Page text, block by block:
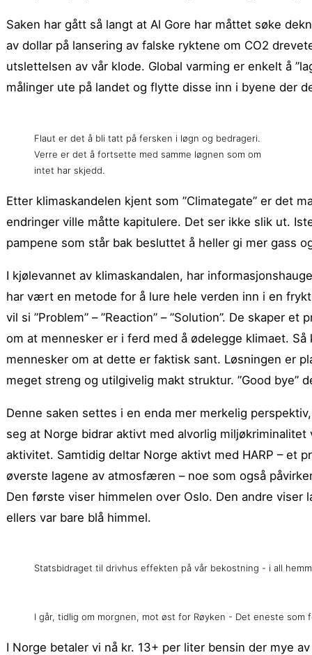
Saken har gått så langt at Al Gore har måttet søke
av dollar på lansering av falske ryktene om CO2
utslettelsen av vår klode. Global varming er enkelt å
målinger ute på landet og flytte disse inn i byene der
Flaut er det å bli tatt på fersken i løgn og bedrageri.
Verre er det å fortsette med samme løgnen som om
intet har skjedd.
Etter klimaskandelen kjent som ”Climategate” er det
endringer ville måtte kapitulere. Det ser ikke slik ut.
pampene som står bak besluttet å heller gi mer gass
I kjølevannet av klimaskandalen, har
har vært en metode for å lure hele verden inn i en
vil si ”Problem” – ”Reaction” – ”Solution”. De skaper
om at mennesker er i ferd med å ødelegge klimaet.
mennesker om at dette er faktisk sant. Løsningen er
meget streng og utilgivelig makt struktur. ”Good bye”
Denne saken settes i en enda mer merkelig
seg at Norge bidrar aktivt med alvorlig
aktivitet. Samtidig deltar Norge aktivt med HARP – et
øverste lagene av atmosfæren – noe som også
Den første viser himmelen over Oslo. Den andre
ellers var bare blå himmel.
Statsbidraget til drivhus effekten på vår bekostning - i all
I går, tidlig om morgnen, mot øst for Røyken - Det eneste som
I Norge betaler vi nå kr. 13+ per liter bensin der mye